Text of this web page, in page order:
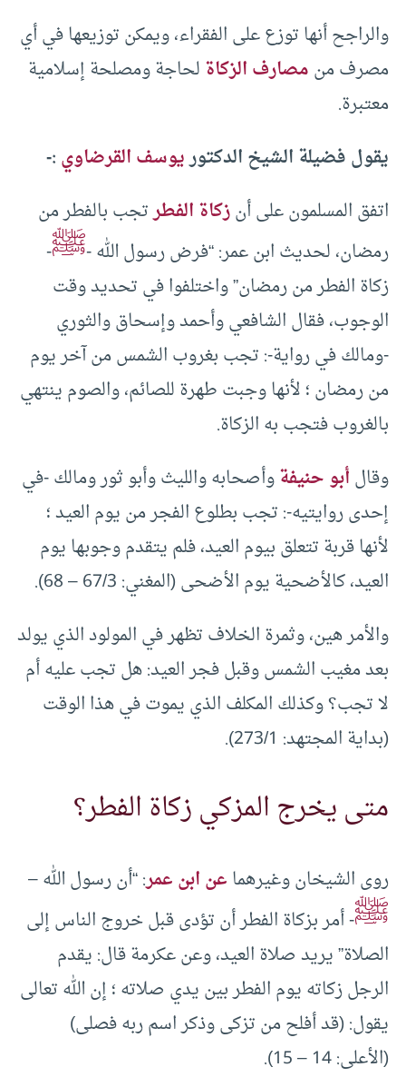
والراجح أنها توزع على الفقراء، ويمكن توزيعها في أي
مصرف منمصارف الزكاةلحاجة ومصلحة إسلامية
معتبرة.
يقول فضيلة الشيخ الدكتوريوسف القرضاوي:-
اتفق المسلمون على أنزكاة الفطرتجب بالفطر من
رمضان، لحديث ابن عمر: “فرض رسول الله -ﷺ-
زكاة الفطر من رمضان” واختلفوا في تحديد وقت
الوجوب، فقال الشافعي وأحمد وإسحاق والثوري
-ومالك في رواية-: تجب بغروب الشمس من آخر يوم
من رمضان ؛ لأنها وجبت طهرة للصائم، والصوم ينتهي
بالغروب فتجب به الزكاة.
وقالأبو حنيفةوأصحابه والليث وأبو ثور ومالك -في
إحدى روايتيه-: تجب بطلوع الفجر من يوم العيد ؛
لأنها قربة تتعلق بيوم العيد، فلم يتقدم وجوبها يوم
العيد، كالأضحية يوم الأضحى (المغني: 67/3 – 68).
والأمر هين، وثمرة الخلاف تظهر في المولود الذي يولد
بعد مغيب الشمس وقبل فجر العيد: هل تجب عليه أم
لا تجب؟ وكذلك المكلف الذي يموت في هذا الوقت
(بداية المجتهد: 273/1).
متى يخرج المزكي زكاة الفطر؟
روى الشيخان وغيرهماعن ابن عمر: “أن رسول الله –
ﷺ- أمر بزكاة الفطر أن تؤدى قبل خروج الناس إلى
الصلاة” يريد صلاة العيد، وعن عكرمة قال: يقدم
الرجل زكاته يوم الفطر بين يدي صلاته ؛ إن الله تعالى
يقول: (قد أفلح من تزكى وذكر اسم ربه فصلى)
(الأعلى: 14 – 15).